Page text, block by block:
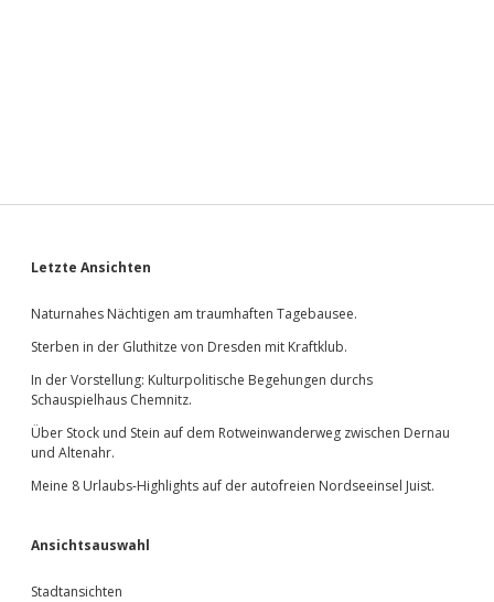
Sidebar
Letzte Ansichten
Naturnahes Nächtigen am traumhaften Tagebausee.
Sterben in der Gluthitze von Dresden mit Kraftklub.
In der Vorstellung: Kulturpolitische Begehungen durchs
Schauspielhaus Chemnitz.
Über Stock und Stein auf dem Rotweinwanderweg zwischen Dernau
und Altenahr.
Meine 8 Urlaubs-Highlights auf der autofreien Nordseeinsel Juist.
Ansichtsauswahl
Stadtansichten